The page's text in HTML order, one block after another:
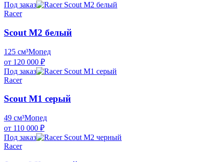
Под заказ
Racer
Scout M2 белый
125 см³Мопед
от 120 000 ₽
Под заказ
Racer
Scout M1 серый
49 см³Мопед
от 110 000 ₽
Под заказ
Racer